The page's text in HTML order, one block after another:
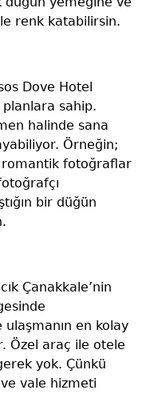
renk katabilirsin.
Dove Hotel
sahip.
halinde sana
Örneğin;
romantik fotoğraflar
bir düğün
Çanakkale’nin
ulaşmanın en kolay
Özel araç ile otele
yok. Çünkü
vale hizmeti